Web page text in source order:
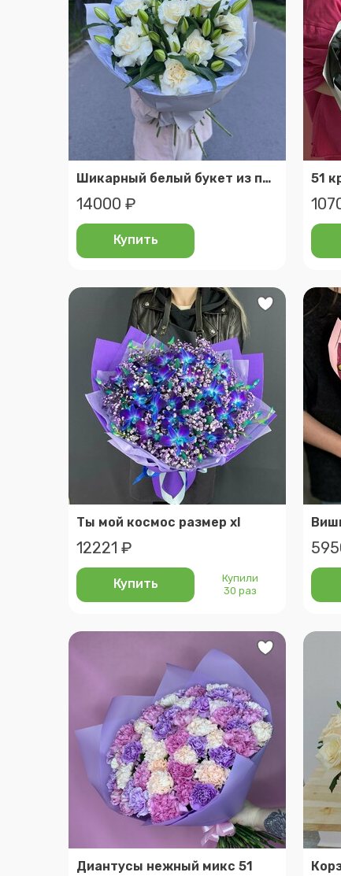
Шикарный белый букет из пионовидных лилий и французских роз
14000 ₽
Купить
51
Ты мой космос размер xl
12221 ₽
Купить
Купили
30 раз
Диантусы нежный микс 51